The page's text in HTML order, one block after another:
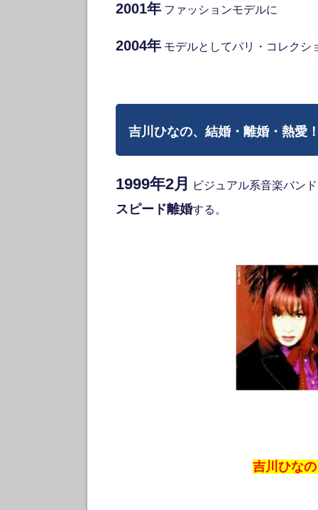
2001年 ファッションモデルに
2004年 モデルとしてパリ・コレク
吉川ひなの、結婚・離婚・熱愛
1999年2月 ビジュアル系音楽バン
スピード離婚する。
吉川ひな